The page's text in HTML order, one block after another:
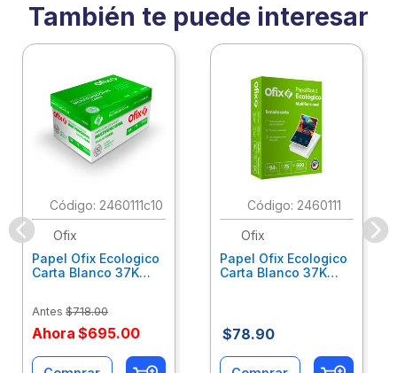
También te puede interesar
: 2460111c10
Ofix
Papel Ofix Ecologico
Carta Blanco 37K
Antes $718.00
Ahora $695.00
: 2460111
Ofix
Papel Ofix Ecologico
Carta Blanco 37K
$78.90